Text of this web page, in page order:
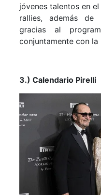
jóvenes talentos en
rallies, además de
gracias al
conjuntamente con la
3.) Calendario Pirelli